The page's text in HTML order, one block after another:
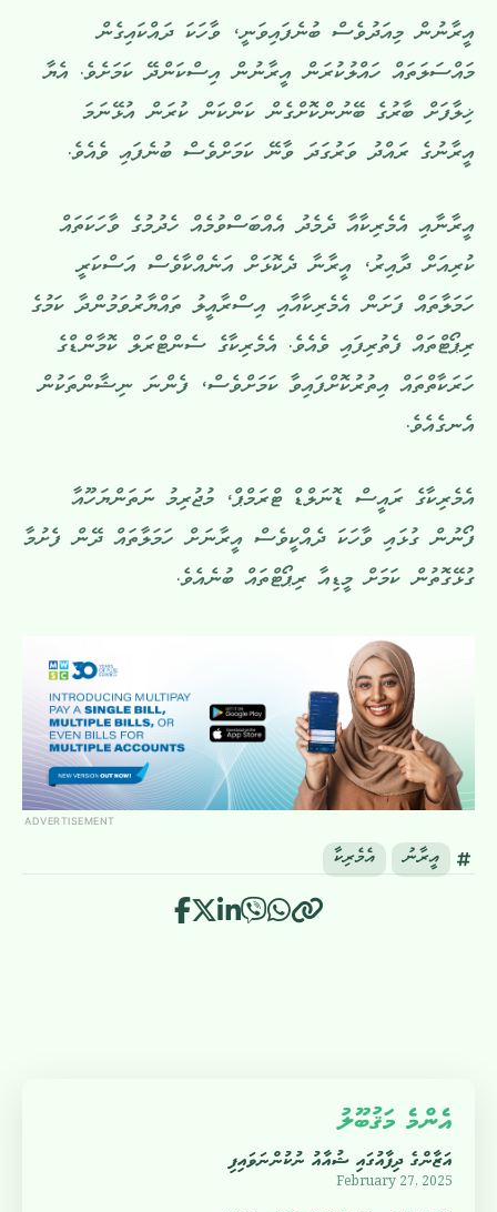
އީރާނުން މިއަދުވެސް ބުނެފައިވަނީ، ވާހަކަ ދައްކައިގެން
މައްސަލަތައް ހައްލުކުރަން އީރާނުން އިސްކަންދޭ ކަމަށެވެ. އެޔާ
ޚިލާފަށް ބާރުގެ ބޭނުންކޮށްގެން ކަންކަން ކުރަން އުޅޭނަމަ
އީރާނުގެ ރައްދު ވަރުގަދަ ވާނޭ ކަމަށްވެސް ބުނެފައި ވެއެވެ.
އީރާނާއި އެމެރިކާއާ ދެމެދު އެއްބަސްވުމެއް ހެދުމުގެ ވާހަކަތައް
ކުރިއަށް ދާއިރު، އީރާނާ ދެކޮޅަށް އަނެއްކާވެސް އަސްކަރީ
ހަމަލާތައް ފަށަން އެމެރިކާއާއި އިސްރާއީލު ތައްޔާރުވަމުންދާ ކަމުގެ
ރިޕޯޓްތައް ފެތުރިފައި ވެއެވެ. އެމެރިކާގެ ސެންޓްރަލް ކޮމާންޑްގެ
ހަރަކާތްތައް އިތުރުކޮށްފައިވާ ކަމަށްވެސް، ފެންނަ ނިޝާންތަކުން
އެނގެއެވެ.
އެމެރިކާގެ ރައީސް ޑޮނަލްޑް ޓްރަމްޕް، މުޖުރިމު ނަތަންޔަހޫއާ
ފޯނުން ގުޅައި ވާހަކަ ދެއްކީވެސް އީރާނަށް ހަމަލާތައް ދޭން ފެށުމާ
ގުޅޭގޮތުން ކަމަށް މީޑިއާ ރިޕޯޓްތައް ބުނެއެވެ.
ADVERTISEMENT
އީރާނު އެމެރިކާ
އެންމެ މަޤުބޫލު
އަޒާންގެ ދިފާއުގައި ޝުއާއު ނުކުންނަވައިފި
February 27, 2025